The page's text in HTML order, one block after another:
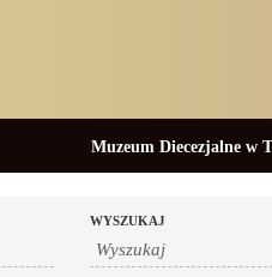
Muzeum Diecezjalne w
WYSZUKAJ